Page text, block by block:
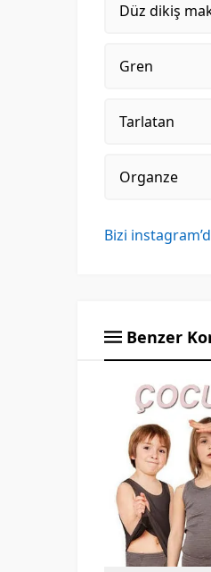
Düz dikiş
Gren
Tarlatan
Organze
Bizi
Benzer